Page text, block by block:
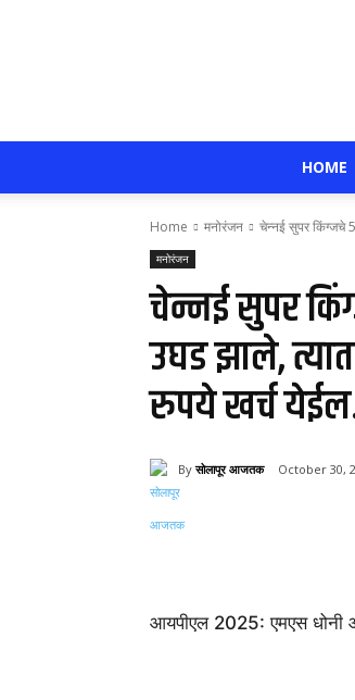
HOME
Home मनोरंजन चेन्नई सुपर किंग्जचे
मनोरंजन
चेन्नई सुपर
उघड झाले,
रुपये खर्च
By सोलापूर आजतक October 30,
आयपीएल 2025: एमएस धोनी